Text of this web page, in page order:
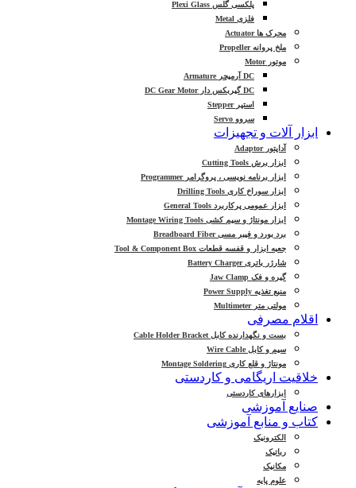
پلکسی گلس Plexi Glass
فلزی Metal
محرک ها Actuator
ملخ پروانه Propeller
موتور Motor
DC آرمیچر Armature
DC گیربکس دار DC Gear Motor
استپر Stepper
سروو Servo
ابزار آلات و تجهیزات
آداپتور Adaptor
ابزار برش Cutting Tools
ابزار برنامه نویسی ، پروگرامر Programmer
ابزار سوراخ کاری Drilling Tools
ابزار عمومی پرکاربرد General Tools
ابزار مونتاژ و سیم کشی Montage Wiring Tools
برد بورد و فیبر مسی Breadboard Fiber
جعبه ابزار و قفسه قطعات Tool & Component Box
شارژر باتری Battery Charger
گیره و فک Jaw Clamp
منبع تغذیه Power Supply
مولتی متر Multimeter
اقلام مصرفی
بست و نگهدارنده کابل Cable Holder Bracket
سیم و کابل Wire Cable
مونتاژ و قلع کاری Montage Soldering
خلاقیت اریگامی و کاردستی
ابزارهای کاردستی
صنایع آموزشی
کتاب و منابع آموزشی
الکترونیک
رباتیک
مکانیک
علوم پایه